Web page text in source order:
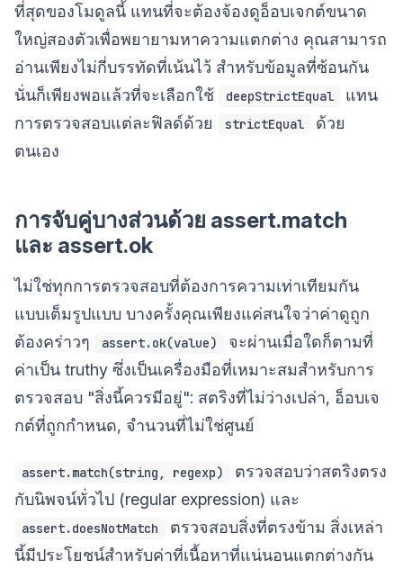
ที่สุดของโมดูลนี้ แทนที่จะต้องจ้องดูอ็อบเจกต์ขนาด
ใหญ่สองตัวเพื่อพยายามหาความแตกต่าง คุณสามารถ
อ่านเพียงไม่กี่บรรทัดที่เน้นไว้ สำหรับข้อมูลที่ซ้อนกัน
นั่นก็เพียงพอแล้วที่จะเลือกใช้
deepStrictEqual
แทน
การตรวจสอบแต่ละฟิลด์ด้วย
strictEqual
ด้วย
ตนเอง
การจับคู่บางส่วนด้วย assert.match
และ assert.ok
ไม่ใช่ทุกการตรวจสอบที่ต้องการความเท่าเทียมกัน
แบบเต็มรูปแบบ บางครั้งคุณเพียงแค่สนใจว่าค่าดูถูก
ต้องคร่าวๆ
assert.ok(value)
จะผ่านเมื่อใดก็ตามที่
ค่าเป็น truthy ซึ่งเป็นเครื่องมือที่เหมาะสมสำหรับการ
ตรวจสอบ "สิ่งนี้ควรมีอยู่": สตริงที่ไม่ว่างเปล่า, อ็อบเจ
กต์ที่ถูกกำหนด, จำนวนที่ไม่ใช่ศูนย์
assert.match(string, regexp)
ตรวจสอบว่าสตริงตรง
กับนิพจน์ทั่วไป (regular expression) และ
assert.doesNotMatch
ตรวจสอบสิ่งที่ตรงข้าม สิ่งเหล่า
นี้มีประโยชน์สำหรับค่าที่เนื้อหาที่แน่นอนแตกต่างกัน